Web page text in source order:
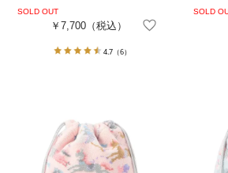
￥7,700 （税込）
4.7 （6）